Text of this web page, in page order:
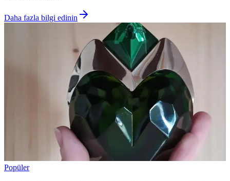
Daha fazla bilgi edinin
Popüler